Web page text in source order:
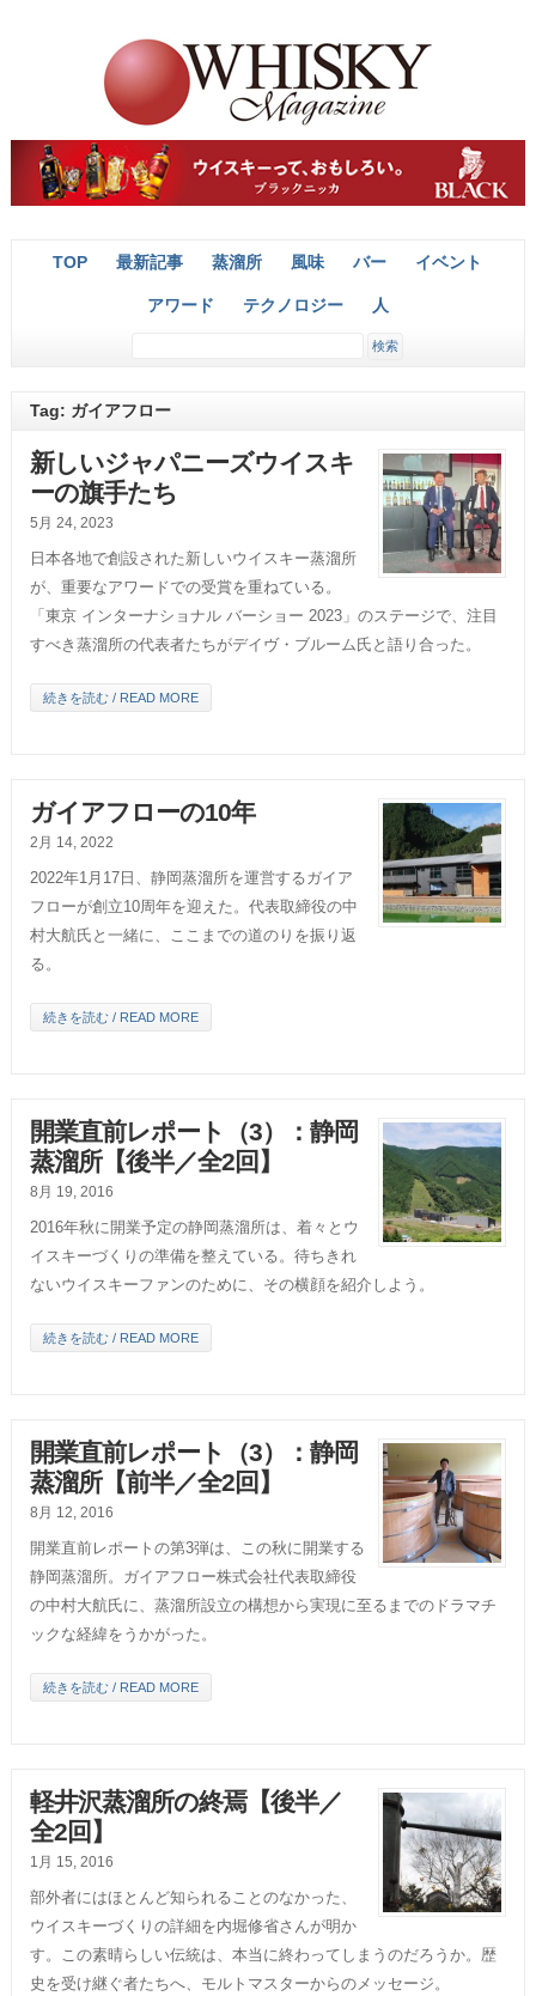
TOP 最新記事 蒸溜所 風味 バー イベント
アワード テクノロジー 人
Tag: ガイアフロー
新しいジャパニーズウイスキ
ーの旗手たち
5月 24, 2023
日本各地で創設された新しいウイスキー蒸溜所
が、重要なアワードでの受賞を重ねている。
「東京 インターナショナル バーショー 2023」のステージで、注目
すべき蒸溜所の代表者たちがデイヴ・ブルーム氏と語り合った。
続きを読む / READ MORE
ガイアフローの10年
2月 14, 2022
2022年1月17日、静岡蒸溜所を運営するガイア
フローが創立10周年を迎えた。代表取締役の中
村大航氏と一緒に、ここまでの道のりを振り返
る。
続きを読む / READ MORE
開業直前レポート（3）：静岡
蒸溜所【後半／全2回】
8月 19, 2016
2016年秋に開業予定の静岡蒸溜所は、着々とウ
イスキーづくりの準備を整えている。待ちきれ
ないウイスキーファンのために、その横顔を紹介しよう。
続きを読む / READ MORE
開業直前レポート（3）：静岡
蒸溜所【前半／全2回】
8月 12, 2016
開業直前レポートの第3弾は、この秋に開業する
静岡蒸溜所。ガイアフロー株式会社代表取締役
の中村大航氏に、蒸溜所設立の構想から実現に至るまでのドラマチ
ックな経緯をうかがった。
続きを読む / READ MORE
軽井沢蒸溜所の終焉【後半／
全2回】
1月 15, 2016
部外者にはほとんど知られることのなかった、
ウイスキーづくりの詳細を内堀修省さんが明か
す。この素晴らしい伝統は、本当に終わってしまうのだろうか。歴
史を受け継ぐ者たちへ、モルトマスターからのメッセージ。